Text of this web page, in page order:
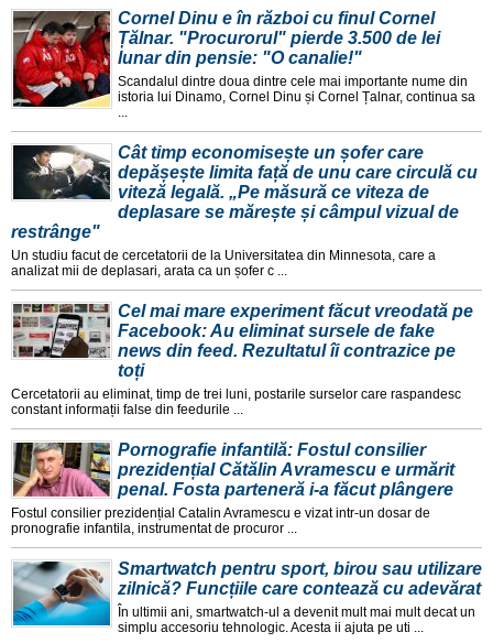
Cornel Dinu e în război cu finul Cornel
Țălnar. "Procurorul" pierde 3.500 de lei
lunar din pensie: "O canalie!"
Scandalul dintre doua dintre cele mai importante nume din
istoria lui Dinamo, Cornel Dinu și Cornel Țalnar, continua sa
...
Cât timp economisește un șofer care
depășește limita față de unu care circulă cu
viteză legală. „Pe măsură ce viteza de
deplasare se mărește și câmpul vizual de
restrânge"
Un studiu facut de cercetatorii de la Universitatea din Minnesota, care a
analizat mii de deplasari, arata ca un șofer c ...
Cel mai mare experiment făcut vreodată pe
Facebook: Au eliminat sursele de fake
news din feed. Rezultatul îi contrazice pe
toți
Cercetatorii au eliminat, timp de trei luni, postarile surselor care raspandesc
constant informații false din feedurile ...
Pornografie infantilă: Fostul consilier
prezidențial Cătălin Avramescu e urmărit
penal. Fosta parteneră i-a făcut plângere
Fostul consilier prezidențial Catalin Avramescu e vizat intr-un dosar de
pronografie infantila, instrumentat de procuror ...
Smartwatch pentru sport, birou sau utilizare
zilnică? Funcțiile care contează cu adevărat
În ultimii ani, smartwatch-ul a devenit mult mai mult decat un
simplu accesoriu tehnologic. Acesta ii ajuta pe uti ...